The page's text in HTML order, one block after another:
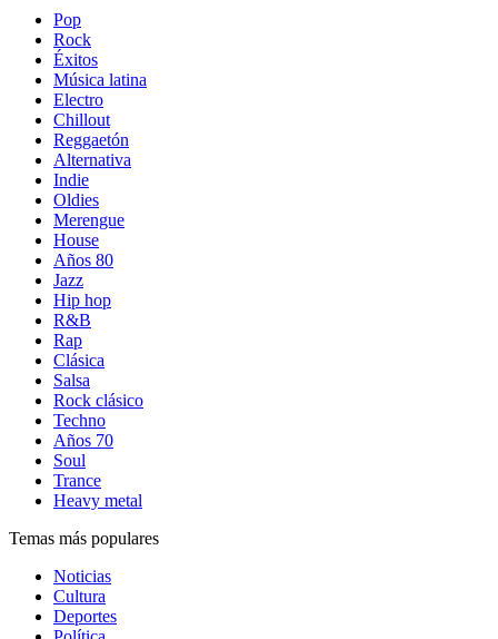
Pop
Rock
Éxitos
Música latina
Electro
Chillout
Reggaetón
Alternativa
Indie
Oldies
Merengue
House
Años 80
Jazz
Hip hop
R&B
Rap
Clásica
Salsa
Rock clásico
Techno
Años 70
Soul
Trance
Heavy metal
Temas más populares
Noticias
Cultura
Deportes